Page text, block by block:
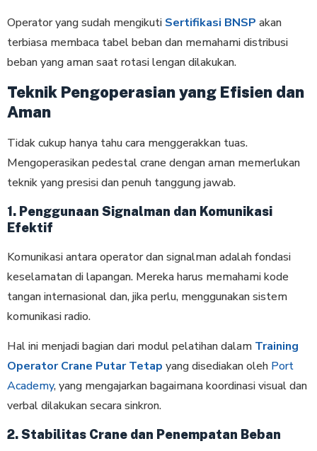
Operator yang sudah mengikuti Sertifikasi BNSP akan
terbiasa membaca tabel beban dan memahami distribusi
beban yang aman saat rotasi lengan dilakukan.
Teknik Pengoperasian yang Efisien dan
Aman
Tidak cukup hanya tahu cara menggerakkan tuas.
Mengoperasikan pedestal crane dengan aman memerlukan
teknik yang presisi dan penuh tanggung jawab.
1. Penggunaan Signalman dan Komunikasi
Efektif
Komunikasi antara operator dan signalman adalah fondasi
keselamatan di lapangan. Mereka harus memahami kode
tangan internasional dan, jika perlu, menggunakan sistem
komunikasi radio.
Hal ini menjadi bagian dari modul pelatihan dalam Training
Operator Crane Putar Tetap yang disediakan oleh Port
Academy, yang mengajarkan bagaimana koordinasi visual dan
verbal dilakukan secara sinkron.
2. Stabilitas Crane dan Penempatan Beban